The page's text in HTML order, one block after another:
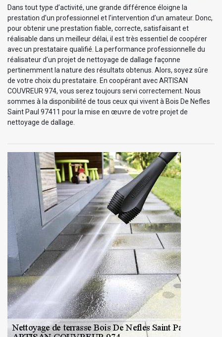
Dans tout type d’activité, une grande différence éloigne la
prestation d’un professionnel et l’intervention d’un amateur. Donc,
pour obtenir une prestation fiable, correcte, satisfaisant et
réalisable dans un meilleur délai, il est très essentiel de coopérer
avec un prestataire qualifié. La performance professionnelle du
réalisateur d’un projet de nettoyage de dallage façonne
pertinemment la nature des résultats obtenus. Alors, soyez sûre
de votre choix du prestataire. En coopérant avec ARTISAN
COUVREUR 974, vous serez toujours servi correctement. Nous
sommes à la disponibilité de tous ceux qui vivent à Bois De Nefles
Saint Paul 97411 pour la mise en œuvre de votre projet de
nettoyage de dallage.